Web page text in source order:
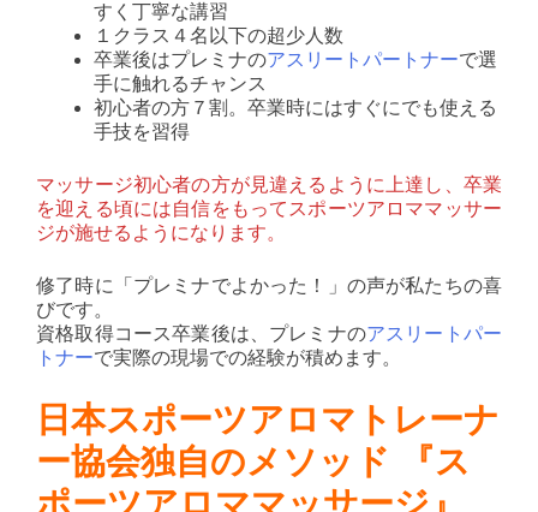
すく丁寧な講習
１クラス４名以下の超少人数
卒業後はプレミナのアスリートパートナーで選
手に触れるチャンス
初心者の方７割。卒業時にはすぐにでも使える
手技を習得
マッサージ初心者の方が見違えるように上達し、卒業
を迎える頃には自信をもってスポーツアロママッサー
ジが施せるようになります。
修了時に「プレミナでよかった！」の声が私たちの喜
びです。
資格取得コース卒業後は、プレミナのアスリートパー
トナーで実際の現場での経験が積めます。
日本スポーツアロマトレーナ
ー協会独自のメソッド 『ス
ポーツアロママッサージ』